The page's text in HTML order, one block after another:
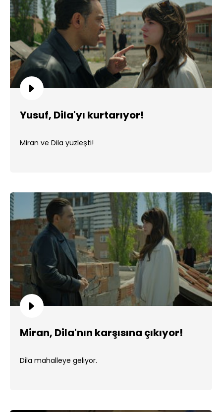
Yusuf, Dila'yı kurtarıyor!
Miran ve Dila yüzleşti!
Miran, Dila'nın karşısına çıkıyor!
Dila mahalleye geliyor.